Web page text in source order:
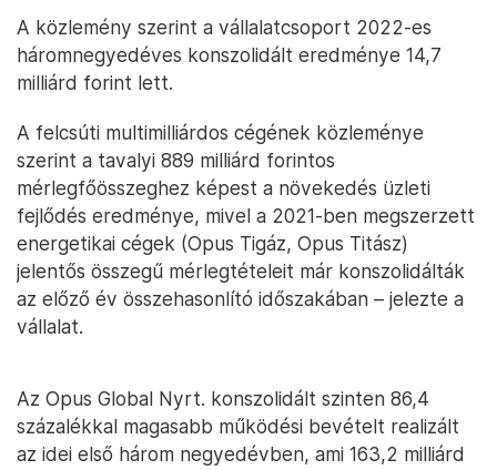
A közlemény szerint a vállalatcsoport 2022-es
háromnegyedéves konszolidált eredménye 14,7
milliárd forint lett.
A felcsúti multimilliárdos cégének közleménye
szerint a tavalyi 889 milliárd forintos
mérlegfőösszeghez képest a növekedés üzleti
fejlődés eredménye, mivel a 2021-ben megszerzett
energetikai cégek (Opus Tigáz, Opus Titász)
jelentős összegű mérlegtételeit már konszolidálták
az előző év összehasonlító időszakában – jelezte a
vállalat.
Az Opus Global Nyrt. konszolidált szinten 86,4
százalékkal magasabb működési bevételt realizált
az idei első három negyedévben, ami 163,2 milliárd